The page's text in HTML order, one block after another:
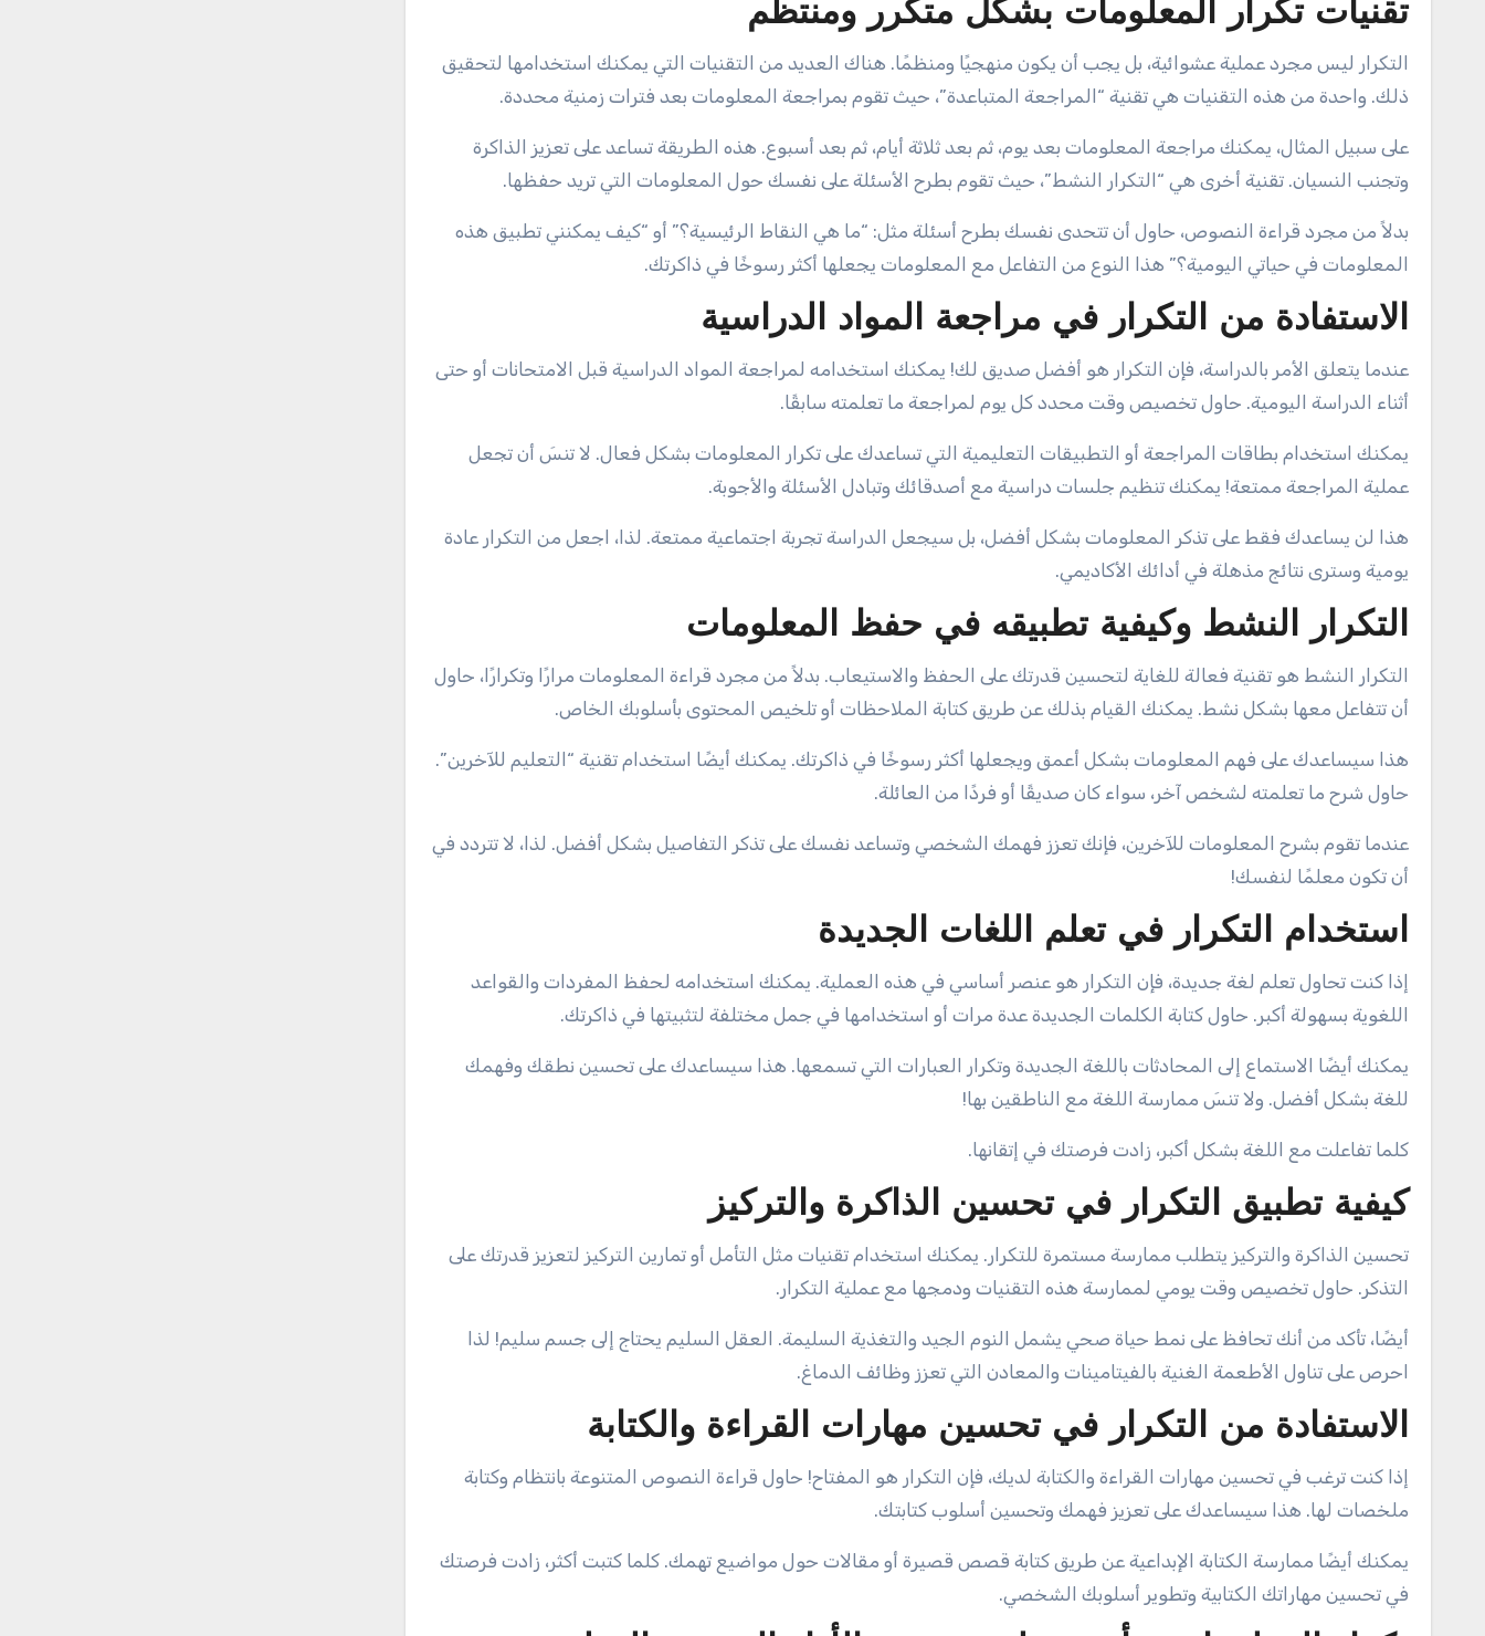
تقنيات تكرار المعلومات بشكل متكرر ومنتظم
التكرار ليس مجرد عملية عشوائية، بل يجب أن يكون منهجيًا ومنظمًا. هناك العديد من التقنيات التي يمكنك استخدامها لتحقيق
ذلك. واحدة من هذه التقنيات هي تقنية “المراجعة المتباعدة”، حيث تقوم بمراجعة المعلومات بعد فترات زمنية محددة.
على سبيل المثال، يمكنك مراجعة المعلومات بعد يوم، ثم بعد ثلاثة أيام، ثم بعد أسبوع. هذه الطريقة تساعد على تعزيز الذاكرة
وتجنب النسيان. تقنية أخرى هي “التكرار النشط”، حيث تقوم بطرح الأسئلة على نفسك حول المعلومات التي تريد حفظها.
بدلاً من مجرد قراءة النصوص، حاول أن تتحدى نفسك بطرح أسئلة مثل: “ما هي النقاط الرئيسية؟” أو “كيف يمكنني تطبيق هذه
المعلومات في حياتي اليومية؟” هذا النوع من التفاعل مع المعلومات يجعلها أكثر رسوخًا في ذاكرتك.
الاستفادة من التكرار في مراجعة المواد الدراسية
عندما يتعلق الأمر بالدراسة، فإن التكرار هو أفضل صديق لك! يمكنك استخدامه لمراجعة المواد الدراسية قبل الامتحانات أو حتى
أثناء الدراسة اليومية. حاول تخصيص وقت محدد كل يوم لمراجعة ما تعلمته سابقًا.
يمكنك استخدام بطاقات المراجعة أو التطبيقات التعليمية التي تساعدك على تكرار المعلومات بشكل فعال. لا تنسَ أن تجعل
عملية المراجعة ممتعة! يمكنك تنظيم جلسات دراسية مع أصدقائك وتبادل الأسئلة والأجوبة.
هذا لن يساعدك فقط على تذكر المعلومات بشكل أفضل، بل سيجعل الدراسة تجربة اجتماعية ممتعة. لذا، اجعل من التكرار عادة
يومية وسترى نتائج مذهلة في أدائك الأكاديمي.
التكرار النشط وكيفية تطبيقه في حفظ المعلومات
التكرار النشط هو تقنية فعالة للغاية لتحسين قدرتك على الحفظ والاستيعاب. بدلاً من مجرد قراءة المعلومات مرارًا وتكرارًا، حاول
أن تتفاعل معها بشكل نشط. يمكنك القيام بذلك عن طريق كتابة الملاحظات أو تلخيص المحتوى بأسلوبك الخاص.
هذا سيساعدك على فهم المعلومات بشكل أعمق ويجعلها أكثر رسوخًا في ذاكرتك. يمكنك أيضًا استخدام تقنية “التعليم للآخرين”.
حاول شرح ما تعلمته لشخص آخر، سواء كان صديقًا أو فردًا من العائلة.
عندما تقوم بشرح المعلومات للآخرين، فإنك تعزز فهمك الشخصي وتساعد نفسك على تذكر التفاصيل بشكل أفضل. لذا، لا تتردد في
أن تكون معلمًا لنفسك!
استخدام التكرار في تعلم اللغات الجديدة
إذا كنت تحاول تعلم لغة جديدة، فإن التكرار هو عنصر أساسي في هذه العملية. يمكنك استخدامه لحفظ المفردات والقواعد
اللغوية بسهولة أكبر. حاول كتابة الكلمات الجديدة عدة مرات أو استخدامها في جمل مختلفة لتثبيتها في ذاكرتك.
يمكنك أيضًا الاستماع إلى المحادثات باللغة الجديدة وتكرار العبارات التي تسمعها. هذا سيساعدك على تحسين نطقك وفهمك
للغة بشكل أفضل. ولا تنسَ ممارسة اللغة مع الناطقين بها!
كلما تفاعلت مع اللغة بشكل أكبر، زادت فرصتك في إتقانها.
كيفية تطبيق التكرار في تحسين الذاكرة والتركيز
تحسين الذاكرة والتركيز يتطلب ممارسة مستمرة للتكرار. يمكنك استخدام تقنيات مثل التأمل أو تمارين التركيز لتعزيز قدرتك على
التذكر. حاول تخصيص وقت يومي لممارسة هذه التقنيات ودمجها مع عملية التكرار.
أيضًا، تأكد من أنك تحافظ على نمط حياة صحي يشمل النوم الجيد والتغذية السليمة. العقل السليم يحتاج إلى جسم سليم! لذا
احرص على تناول الأطعمة الغنية بالفيتامينات والمعادن التي تعزز وظائف الدماغ.
الاستفادة من التكرار في تحسين مهارات القراءة والكتابة
إذا كنت ترغب في تحسين مهارات القراءة والكتابة لديك، فإن التكرار هو المفتاح! حاول قراءة النصوص المتنوعة بانتظام وكتابة
ملخصات لها. هذا سيساعدك على تعزيز فهمك وتحسين أسلوب كتابتك.
يمكنك أيضًا ممارسة الكتابة الإبداعية عن طريق كتابة قصص قصيرة أو مقالات حول مواضيع تهمك. كلما كتبت أكثر، زادت فرصتك
في تحسين مهاراتك الكتابية وتطوير أسلوبك الشخصي.